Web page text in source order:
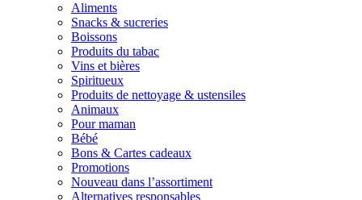
Aliments
Snacks & sucreries
Boissons
Produits du tabac
Vins et bières
Spiritueux
Produits de nettoyage & ustensiles
Animaux
Pour maman
Bébé
Bons & Cartes cadeaux
Promotions
Nouveau dans l’assortiment
Alternatives responsables